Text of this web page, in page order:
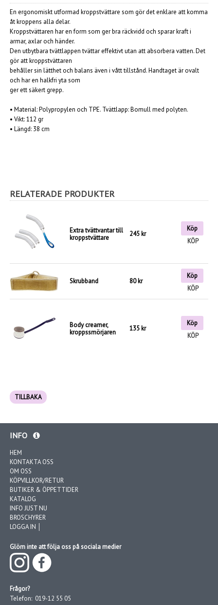
En ergonomiskt utformad kroppstvättare som gör det enklare att komma
åt kroppens alla delar.
Kroppstvättaren har en form som ger bra räckvidd och sparar kraft i
armar, axlar och händer.
Den utbytbara tvättlappen tvättar effektivt utan att absorbera vatten. Det
gör att kroppstvättaren
behåller sin lätthet och balans även i vått tillstånd. Handtaget är ovalt
och har en halkfri yta som
ger ett säkert grepp.
• Material: Polypropylen och TPE. Tvättlapp: Bomull med polyten.
• Vikt: 112 gr
• Längd: 38 cm
RELATERADE PRODUKTER
Extra tvättvantar till
kroppstvättare
245 kr
Köp
KÖP
Skrubband 80 kr
Köp
KÖP
Body creamer,
kroppssmörjaren
135 kr
Köp
KÖP
TILLBAKA
INFO
HEM
KONTAKTA OSS
OM OSS
KÖPVILLKOR/RETUR
BUTIKER & ÖPPETTIDER
KATALOG
INFO JUST NU
BROSCHYRER
LOGGA IN │
Glöm inte att följa oss på sociala medier
Frågor?
Telefon: 019-12 55 05